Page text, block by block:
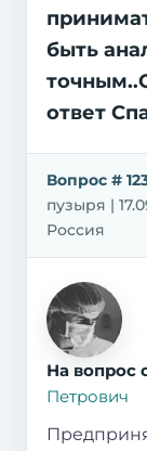
быть
ответ
Вопрос #
пузыря |
Россия
На вопрос
Петрович